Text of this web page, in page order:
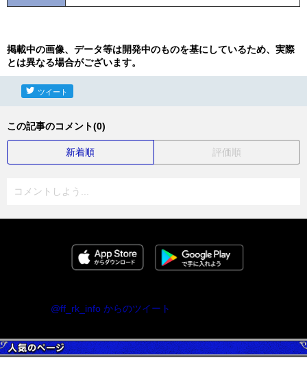
掲載中の画像、データ等は開発中のものを基にしているため、実際
とは異なる場合がございます。
ツイート
この記事のコメント(0)
新着順 評価順
コメントしよう...
@ff_rk_info からのツイート